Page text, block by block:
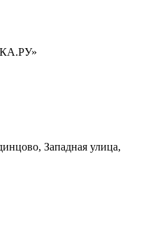
Западная улица,